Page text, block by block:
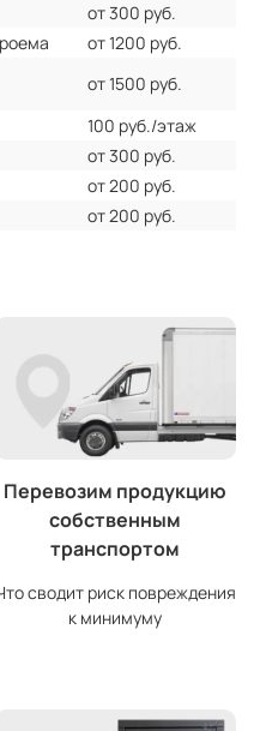
от 300 руб.
от 1200 руб.
от 1500 руб.
100 руб./этаж
от 300 руб.
от 200 руб.
от 200 руб.
Перевозим продукцию
собственным
транспортом
сводит риск повреждения
к минимуму